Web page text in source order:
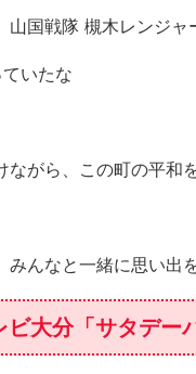
国戦隊 槻木レンジャ
いたな
がら、この町の平和
みんなと一緒に思い出
大分「サタデー